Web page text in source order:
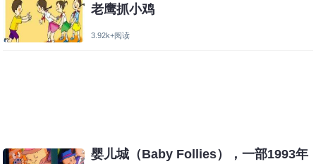
老鹰抓小鸡
3.92k+阅读
婴儿城（Baby Follies），一部1993年